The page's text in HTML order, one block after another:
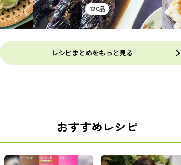
120品
レシピまとめをもっと見る
おすすめレシピ